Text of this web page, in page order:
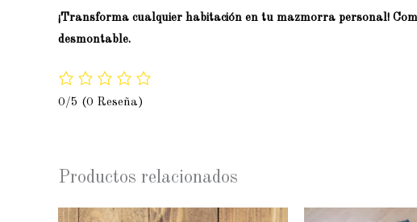
¡Transforma cualquier habitación en tu mazmorra personal!
desmontable.
0/5 (0 Reseña)
Productos relacionados